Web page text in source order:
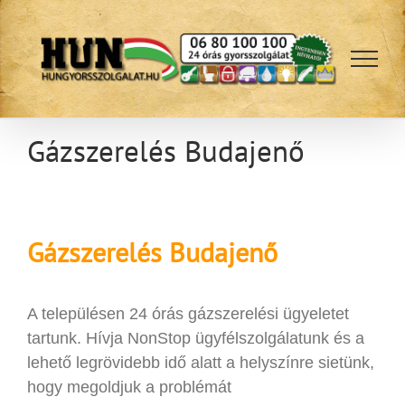
Kihagyás
Gázszerelés Budajenő
Gázszerelés Budajenő
A településen 24 órás gázszerelési ügyeletet
tartunk. Hívja NonStop ügyfélszolgálatunk és a
lehető legrövidebb idő alatt a helyszínre sietünk,
hogy megoldjuk a problémát